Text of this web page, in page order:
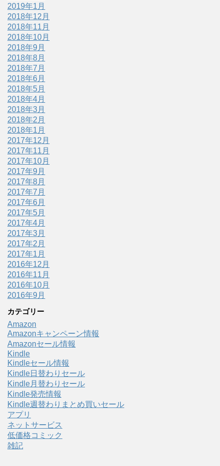
2019年1月
2018年12月
2018年11月
2018年10月
2018年9月
2018年8月
2018年7月
2018年6月
2018年5月
2018年4月
2018年3月
2018年2月
2018年1月
2017年12月
2017年11月
2017年10月
2017年9月
2017年8月
2017年7月
2017年6月
2017年5月
2017年4月
2017年3月
2017年2月
2017年1月
2016年12月
2016年11月
2016年10月
2016年9月
カテゴリー
Amazon
Amazonキャンペーン情報
Amazonセール情報
Kindle
Kindleセール情報
Kindle日替わりセール
Kindle月替わりセール
Kindle発売情報
Kindle週替わりまとめ買いセール
アプリ
ネットサービス
低価格コミック
雑記